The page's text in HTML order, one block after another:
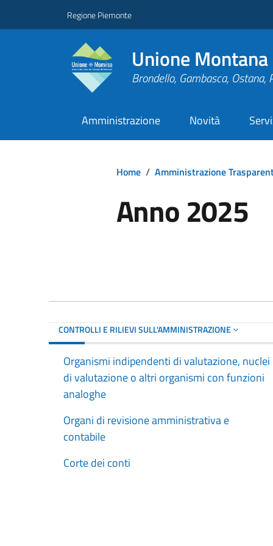
Regione Piemonte
Unione
Brondello, Gambasca, Ostana,
Amministrazione Novità
Home / Amministrazione
Anno 2025
CONTROLLI E RILIEVI SULL'AMMINISTRAZIONE
Organismi indipendenti di valutazione, nuclei
di valutazione o altri organismi con funzioni
analoghe
Organi di revisione amministrativa e
contabile
Corte dei conti